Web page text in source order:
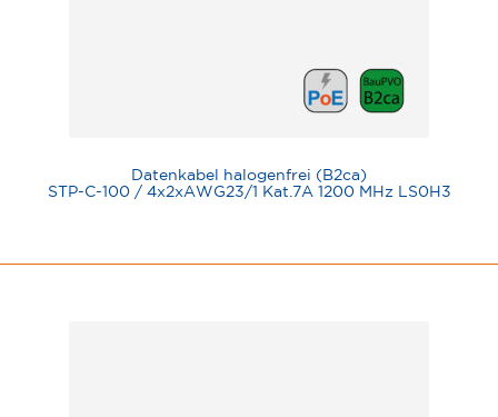
Datenkabel halogenfrei (B2ca)
STP-C-100 / 4x2xAWG23/1 Kat.7A 1200 MHz LS0H3